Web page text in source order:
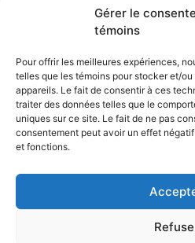
Gérer le
témoins
Pour offrir les meilleures expériences,
telles que les témoins pour stocker et/
appareils. Le fait de consentir à ces
traiter des données telles que le
uniques sur ce site. Le fait de ne pas
consentement peut avoir un effet
et fonctions.
Les
Les experts et